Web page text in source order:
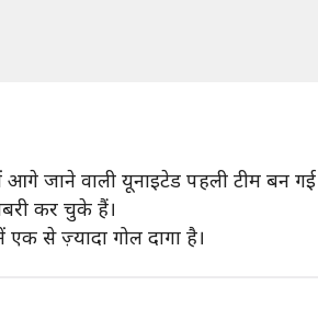
जाने वाली यूनाइटेड पहली टीम बन गई
कर चुके हैं।
से ज़्यादा गोल दागा है।